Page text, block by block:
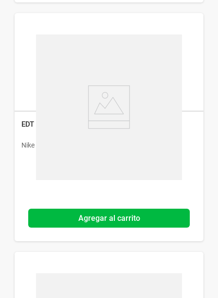
EDT Nike Ultra Pink Woman x 100 ml
Nike
Agregar al carrito